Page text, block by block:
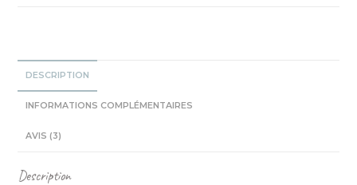
DESCRIPTION
INFORMATIONS COMPLÉMENTAIRES
AVIS (3)
Description